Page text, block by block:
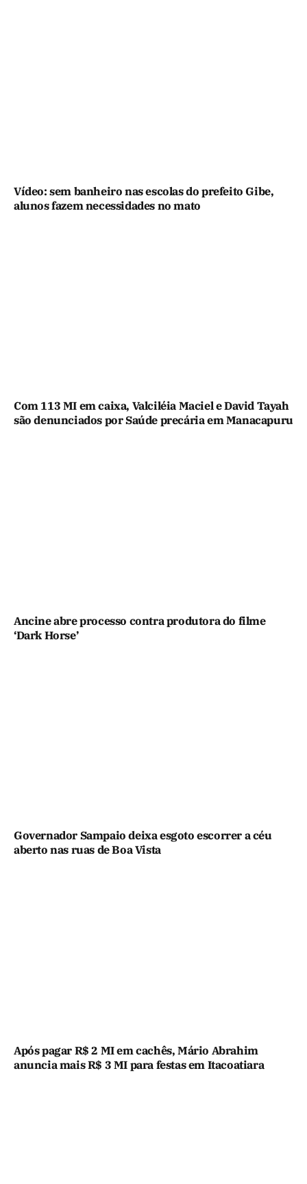
Vídeo: sem banheiro nas escolas do prefeito Gibe,
alunos fazem necessidades no mato
Com 113 MI em caixa, Valciléia Maciel e David Tayah
são denunciados por Saúde precária em Manacapuru
Ancine abre processo contra produtora do filme
‘Dark Horse’
Governador Sampaio deixa esgoto escorrer a céu
aberto nas ruas de Boa Vista
Após pagar R$ 2 MI em cachês, Mário Abrahim
anuncia mais R$ 3 MI para festas em Itacoatiara